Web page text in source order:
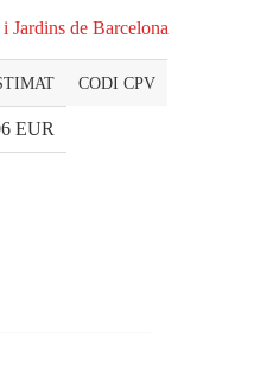
Jardins de Barcelona
CODI CPV
EUR